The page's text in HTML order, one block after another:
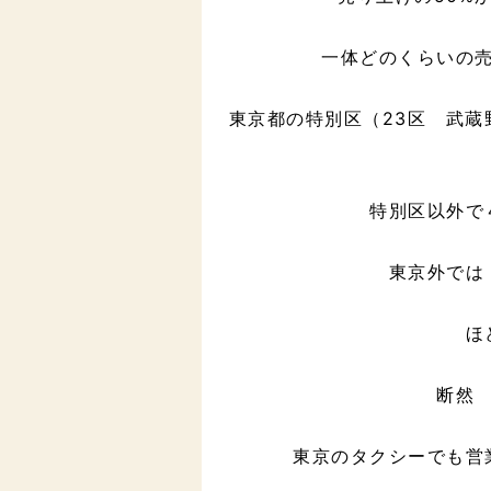
一体どのくらいの
東京都の特別区（23区 武
特別区以外で
東京外で
ほ
断然
東京のタクシーでも